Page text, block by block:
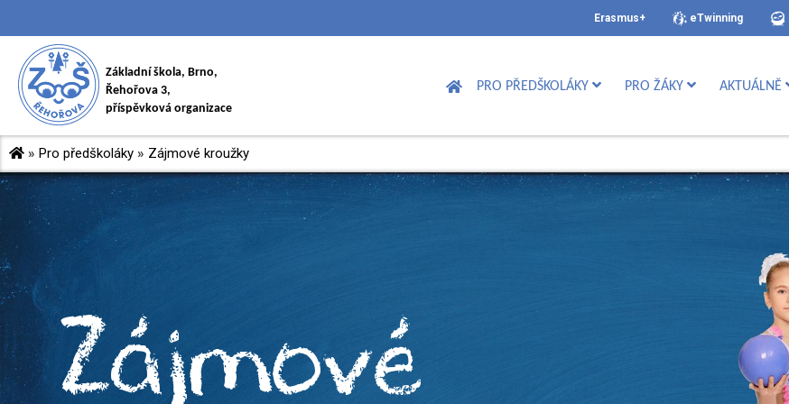
Erasmus+ eTwinning
Základní škola, Brno,
Řehořova 3,
příspěvková organizace
PRO PŘEDŠKOLÁKY PRO ŽÁKY AKTUÁLNĚ
» Pro předškoláky » Zájmové kroužky
Zájmové